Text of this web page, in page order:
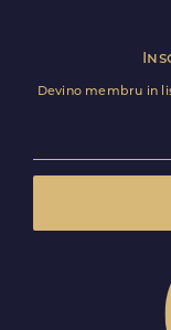
Devino membru in